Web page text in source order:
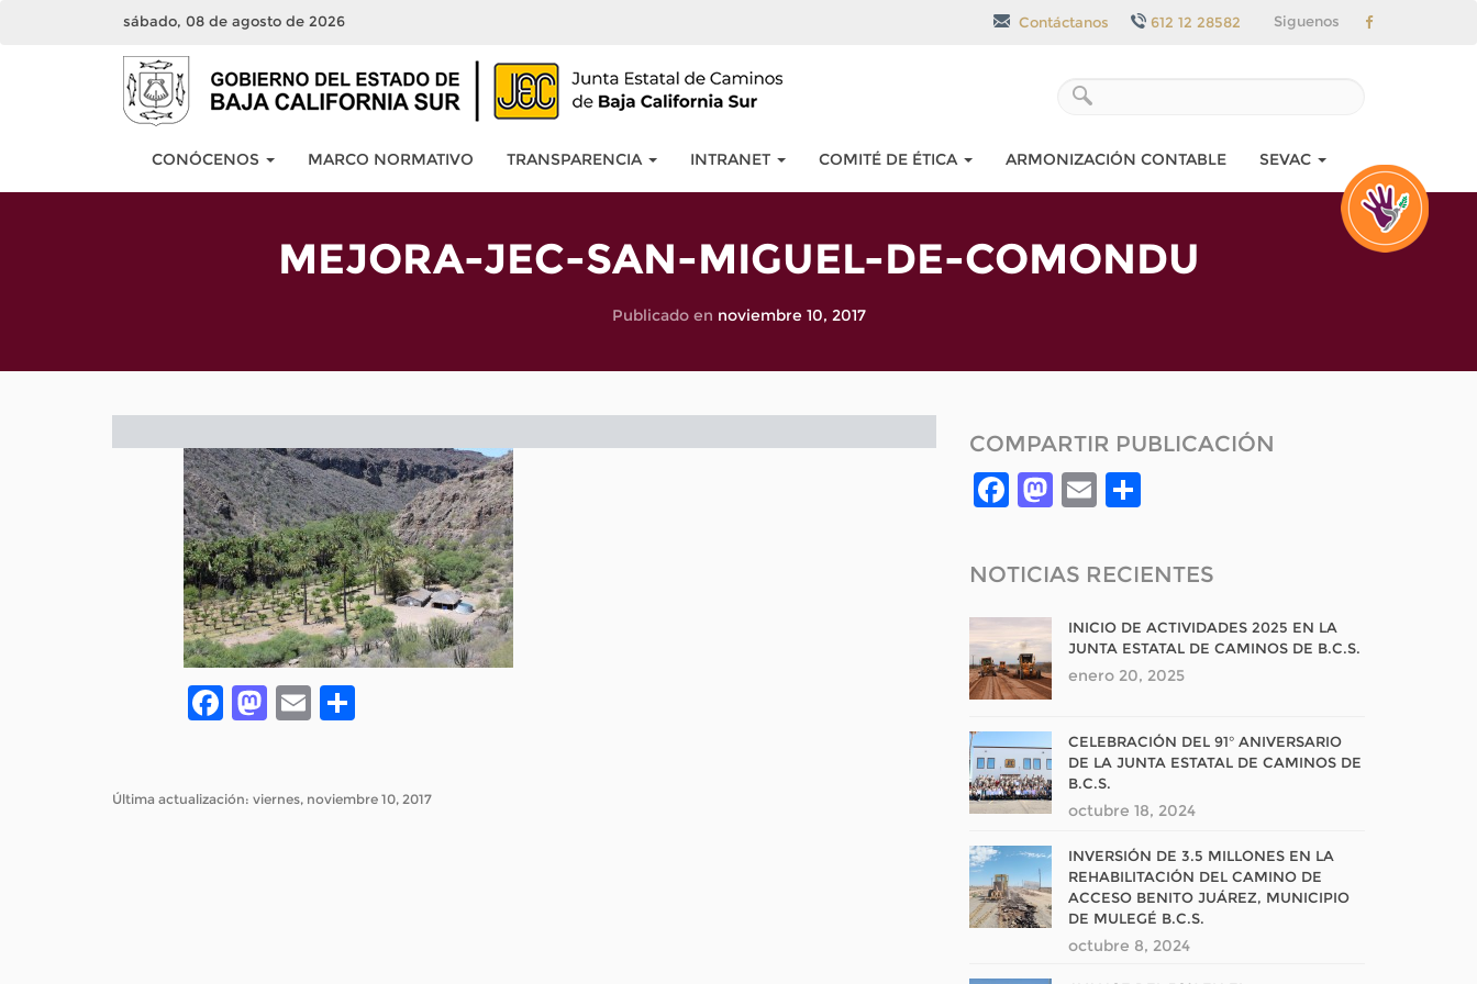
sábado, 08 de agosto de 2026 Siguenos
Contáctanos 612 12 28582
CONÓCENOS MARCO NORMATIVO TRANSPARENCIA INTRANET COMITÉ DE ÉTICA ARMONIZACIÓN CONTABLE SEVAC
MEJORA-JEC-SAN-MIGUEL-DE-COMONDU
Publicado en noviembre 10, 2017
Facebook
Mastodon
EmailCompartir
Última actualización: viernes, noviembre 10, 2017
COMPARTIR PUBLICACIÓN
Facebook
Mastodon
Email
NOTICIAS RECIENTES
INICIO DE ACTIVIDADES 2025 EN LA
JUNTA ESTATAL DE CAMINOS DE B.C.S.
enero 20, 2025
CELEBRACIÓN DEL 91° ANIVERSARIO
DE LA JUNTA ESTATAL DE CAMINOS DE
B.C.S.
octubre 18, 2024
INVERSIÓN DE 3.5 MILLONES EN LA
REHABILITACIÓN DEL CAMINO DE
ACCESO BENITO JUÁREZ, MUNICIPIO
DE MULEGÉ B.C.S.
octubre 8, 2024